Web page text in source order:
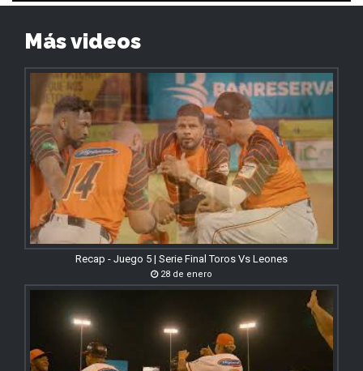
Más videos
Recap - Juego 5 | Serie Final Toros Vs Leones
28 de enero